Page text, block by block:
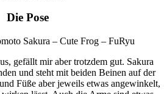
Die Pose
gefällt mir aber trotzdem gut. Sakura
und steht mit beiden Beinen auf der
Füße aber jeweils etwas angewinkelt,